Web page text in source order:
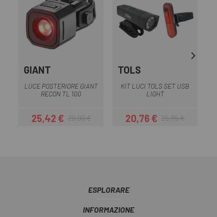
GIANT
LUCE POSTERIORE GIANT
RECON TL 100
Prezzo
25,42 €Prezzo base
29,90 €
TOLS
KIT LUCI TOLS SET USB
LIGHT
Prezzo
20,76 €Prezzo base
25,95 €
ESPLORARE
INFORMAZIONE